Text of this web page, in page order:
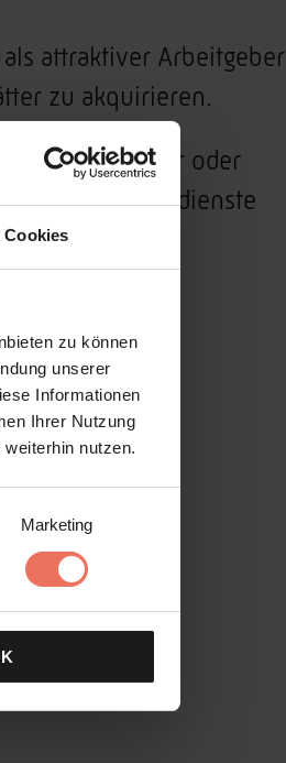
Cookies
zu können
unserer
Informationen
Ihrer Nutzung
nutzen.
Marketing
attraktiver Arbeitgeber
zu akquirieren.
Rentner oder
Nebenverdienste
mit
für die Jobs.